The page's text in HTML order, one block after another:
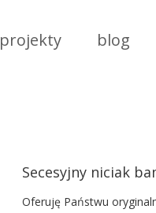
projekty blog
Secesyjny niciak
Oferuję Państwu